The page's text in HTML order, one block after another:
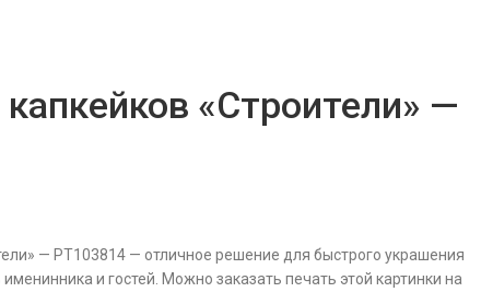
«Строители» —
— PT103814 — отличное решение для быстрого украшения
и гостей. Можно заказать печать этой картинки на